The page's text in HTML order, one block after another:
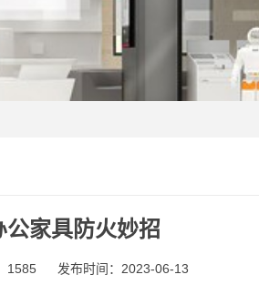
公家具防火妙招
1585 发布时间：2023-06-13